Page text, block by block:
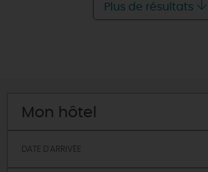
Plus de résultats
Mon hôtel